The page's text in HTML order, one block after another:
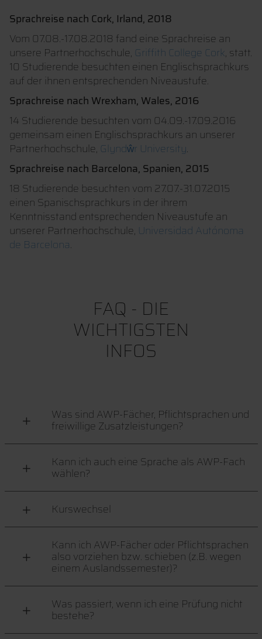
Sprachreise nach Cork, Irland, 2018
Vom 07.08.-17.08.2018 fand eine Sprachreise an
unsere Partnerhochschule, Griffith College Cork, statt.
10 Studierende besuchten einen Englischsprachkurs
auf der ihnen entsprechenden Niveaustufe.
Sprachreise nach Wrexham, Wales, 2016
14 Studierende besuchten vom 04.09.-17.09.2016
gemeinsam einen Englischsprachkurs an unserer
Partnerhochschule, Glyndŵr University.
Sprachreise nach Barcelona, Spanien, 2015
18 Studierende besuchten vom 27.07.-31.07.2015
einen Spanischsprachkurs in der ihrem
Kenntnisstand entsprechenden Niveaustufe an
unserer Partnerhochschule, Universidad Autónoma
de Barcelona.
FAQ - DIE
WICHTIGSTEN
INFOS
Was sind AWP-Fächer, Pflichtsprachen und
freiwillige Zusatzleistungen?
Kann ich auch eine Sprache als AWP-Fach
wählen?
Kurswechsel
Kann ich AWP-Fächer oder Pflichtsprachen
also vorziehen bzw. schieben (z.B. wegen
einem Auslandssemester)?
Was passiert, wenn ich eine Prüfung nicht
bestehe?